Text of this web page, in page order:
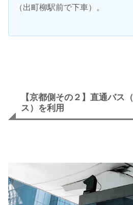
（出町柳駅前で下車）。
【京都側その２】直通バス
ス）を利用